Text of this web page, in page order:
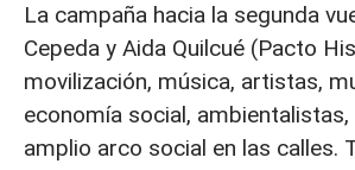
La campaña hacia la segunda
Cepeda y Aida Quilcué (Pacto
movilización, música, artistas,
economía social,
amplio arco social en las calles.